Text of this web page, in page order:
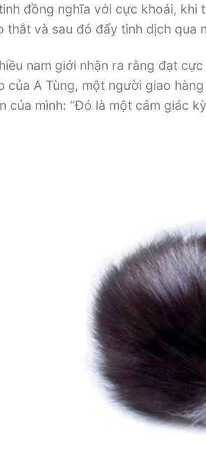
đồng nghĩa với cực khoái, khi
thắt và sau đó đẩy tinh dịch qua
nam giới nhận ra rằng đạt
của A Tùng, một người giao
của mình: “Đó là một cảm giác